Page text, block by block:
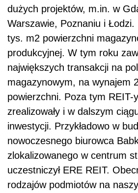
dużych projektów, m.in. w
Warszawie, Poznaniu i
tys. m2 powierzchni
produkcyjnej. W tym roku
największych transakcji na
magazynowym, na wynajem
powierzchni. Poza tym REIT-
zrealizowały i w dalszym
inwestycji. Przykładowo w
nowoczesnego biurowca
zlokalizowanego w centrum
uczestniczył ERE REIT.
rodzajów podmiotów na